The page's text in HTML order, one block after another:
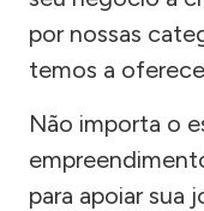
por nossas
temos a
Não importa o
para apoiar sua